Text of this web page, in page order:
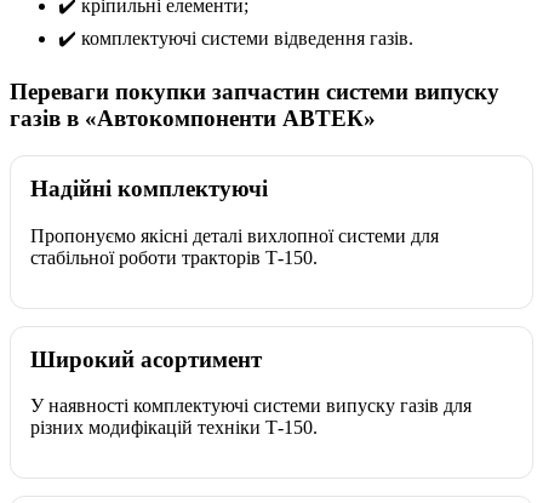
✔️ кріпильні елементи;
✔️ комплектуючі системи відведення газів.
Переваги покупки запчастин системи випуску
газів в «Автокомпоненти АВТЕК»
Надійні комплектуючі
Пропонуємо якісні деталі вихлопної системи для
стабільної роботи тракторів Т-150.
Широкий асортимент
У наявності комплектуючі системи випуску газів для
різних модифікацій техніки Т-150.